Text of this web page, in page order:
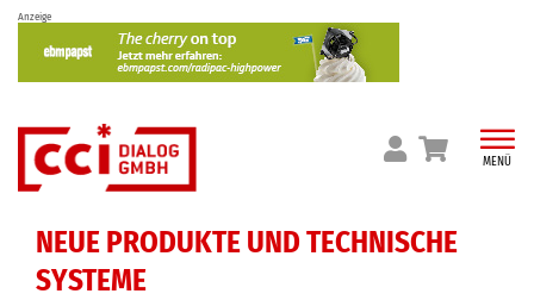
Skip
content
Anzeige
MENÜ
NEUE PRODUKTE UND TECHNISCHE
SYSTEME